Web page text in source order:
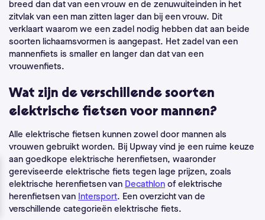
breed dan dat van een vrouw en de zenuwuiteinden in het
zitvlak van een man zitten lager dan bij een vrouw. Dit
verklaart waarom we een zadel nodig hebben dat aan beide
soorten lichaamsvormen is aangepast. Het zadel van een
mannenfiets is smaller en langer dan dat van een
vrouwenfiets.
Wat zijn de verschillende soorten
elektrische fietsen voor mannen?
Alle elektrische fietsen kunnen zowel door mannen als
vrouwen gebruikt worden. Bij Upway vind je een ruime keuze
aan goedkope elektrische herenfietsen, waaronder
gereviseerde elektrische fiets tegen lage prijzen, zoals
elektrische herenfietsen van Decathlon of elektrische
herenfietsen van Intersport. Een overzicht van de
verschillende categorieën elektrische fiets.